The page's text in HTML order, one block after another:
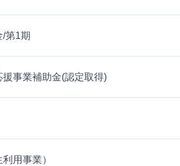
第1期
事業補助金(認定取得)
用事業）